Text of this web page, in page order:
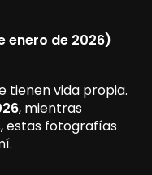
enero de 2026)
tienen vida propia.
, mientras
estas fotografías